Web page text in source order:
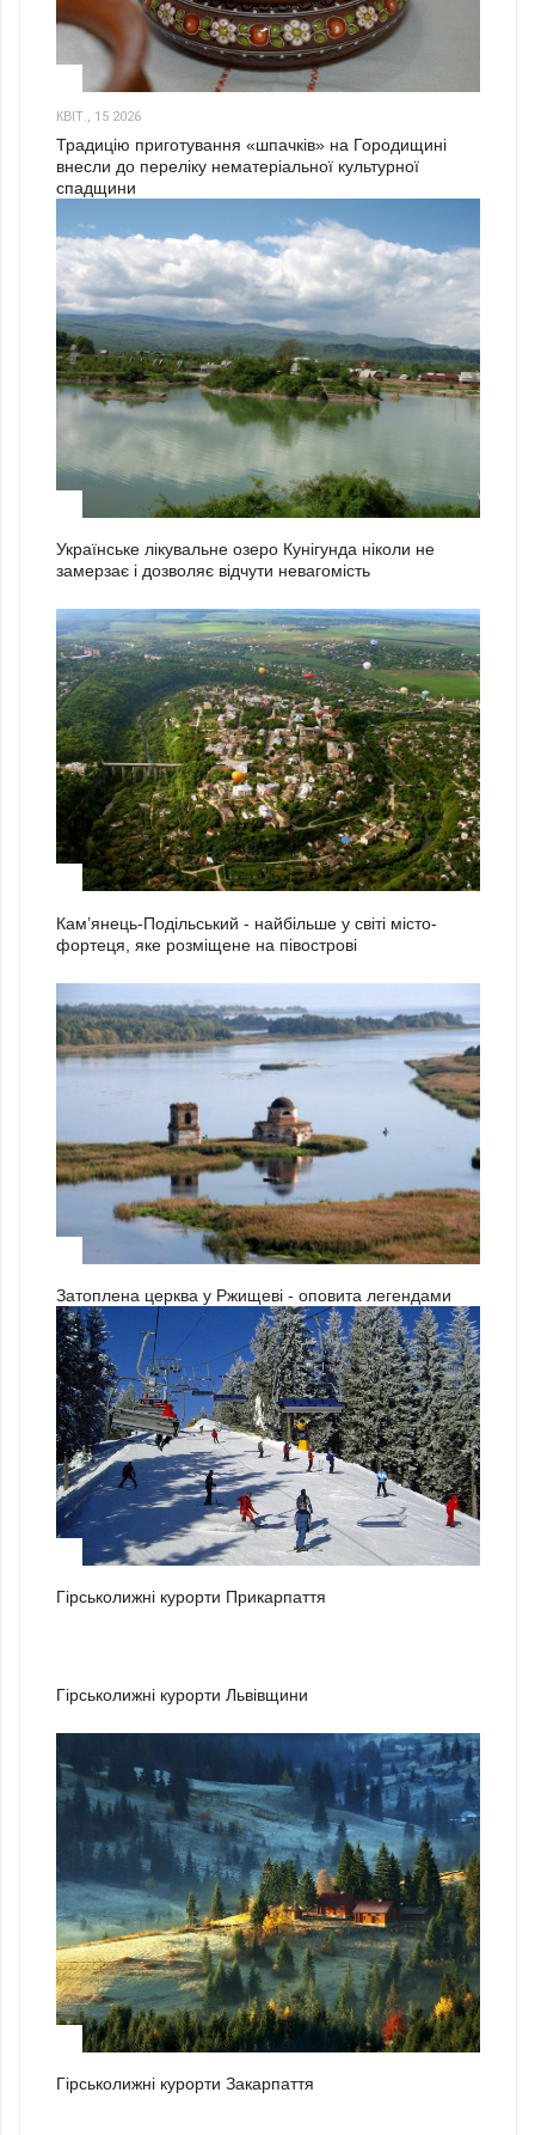
КВІТ., 15 2026
Традицію приготування «шпачків» на Городищині
внесли до переліку нематеріальної культурної
спадщини
Українське лікувальне озеро Кунігунда ніколи не
замерзає і дозволяє відчути невагомість
Кам’янець-Подільський - найбільше у світі місто-
фортеця, яке розміщене на півострові
Затоплена церква у Ржищеві - оповита легендами
Гірськолижні курорти Прикарпаття
Гірськолижні курорти Львівщини
Гірськолижні курорти Закарпаття